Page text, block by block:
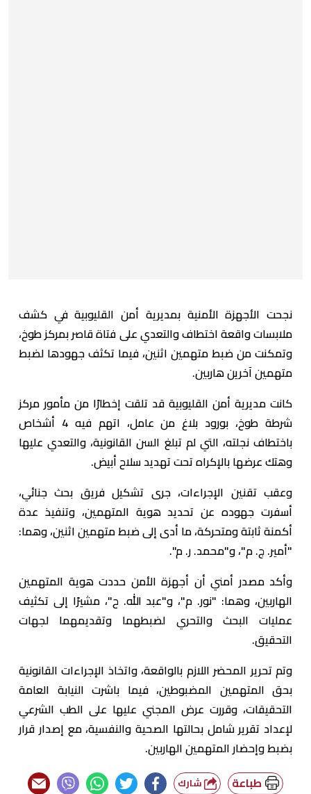
نجحت الأجهزة الأمنية بمديرية أمن القليوبية في كشف
ملابسات واقعة اختطاف والتعدي على فتاة قاصر بمركز طوخ،
وتمكنت من ضبط متهمين اثنين، فيما تكثف جهودها لضبط
متهمين آخرين هاربين.
كانت مديرية أمن القليوبية قد تلقت إخطارًا من مأمور مركز
شرطة طوخ، بورود بلاغ من عامل، اتهم فيه 4 أشخاص
باختطاف نجلته، التي لم تبلغ السن القانونية، والتعدي عليها
وهتك عرضها بالإكراه تحت تهديد سلاح أبيض.
وعقب تقنين الإجراءات، جرى تشكيل فريق بحث جنائي،
أسفرت جهوده عن تحديد هوية المتهمين، وتنفيذ عدة
أكمنة ثابتة ومتحركة، ما أدى إلى ضبط متهمين اثنين، وهما:
"أمير. ج. م"، و"محمد. ر. م".
وأكد مصدر أمني أن أجهزة الأمن حددت هوية المتهمين
الهاربين، وهما: "نور. م"، و"عبد الله. ح"، مشيرًا إلى تكثيف
عمليات البحث والتحري لضبطهما وتقديمهما لجهات
التحقيق.
وتم تحرير المحضر اللازم بالواقعة، واتخاذ الإجراءات القانونية
بحق المتهمين المضبوطين، فيما باشرت النيابة العامة
التحقيقات، وقررت عرض المجني عليها على الطب الشرعي
لإعداد تقرير شامل بحالتها الصحية والنفسية، مع إصدار قرار
بضبط وإحضار المتهمين الهاربين.
طباعة